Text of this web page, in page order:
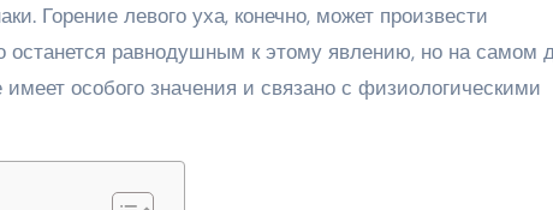
Горение левого уха, конечно, может произвести
останется равнодушным к этому явлению, но на самом
особого значения и связано с физиологическими